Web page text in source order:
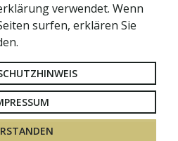
verwendet. Wenn
surfen, erklären Sie
SITEMAP
FÜR RÄTE